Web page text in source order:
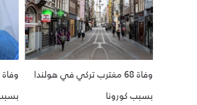
وفاة 68 مغترب تركي في هولندا
بسبب كورونا